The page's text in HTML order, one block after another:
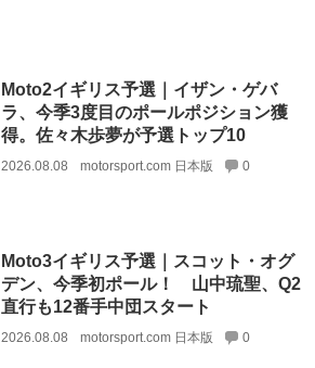
Moto2イギリス予選｜イザン・ゲバ
ラ、今季3度目のポールポジション獲
得。佐々木歩夢が予選トップ10
2026.08.08 motorsport.com 日本版 0
Moto3イギリス予選｜スコット・オグ
デン、今季初ポール！ 山中琉聖、Q2
直行も12番手中団スタート
2026.08.08 motorsport.com 日本版 0